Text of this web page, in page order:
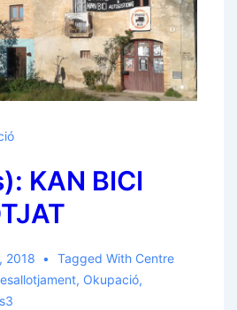
KAN BICI
2018 Tagged With Centre
, Okupació,